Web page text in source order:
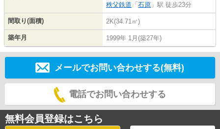
秩父鉄道 「 石原 」駅 徒歩23分
間取り(面積) 2K(34.71㎡)
築年月 1999年 1月(築27年)
メールでお問い合わせする(無料)
電話でお問い合わせする
無料会員登録はこちら